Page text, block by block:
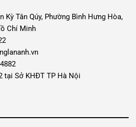
Kỳ Tân Qúy, Phường Bình Hưng Hòa,
Chí Minh
tại Sở KHĐT TP Hà Nội